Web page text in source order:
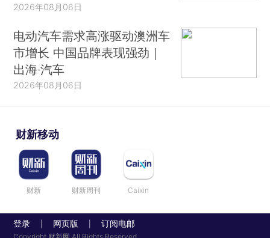
2026年08月06日
电动汽车需求高涨驱动澳洲车
市增长 中国品牌表现强劲｜
出海·汽车
2026年08月06日
财新移动
财新 财新周刊 Caixin
登录 网页版 订阅电邮